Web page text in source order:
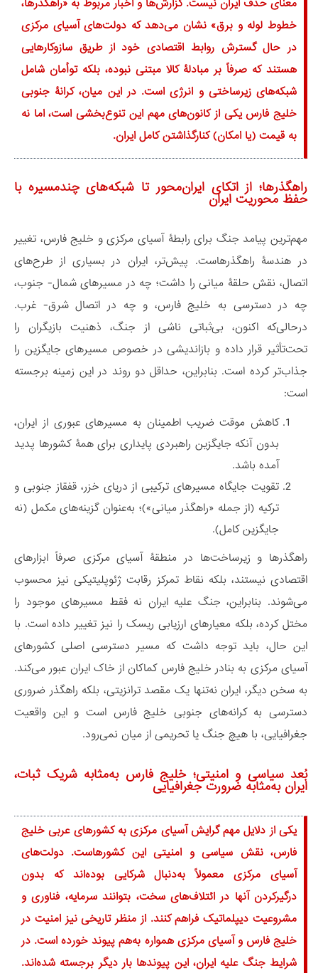
خطوط لوله و برق» نشان می‌دهد که دولت‌های آسیای مرکزی
در حال گسترش روابط اقتصادی خود از طریق سازوکارهایی
هستند که صرفاً بر مبادلۀ کالا مبتنی نبوده، بلکه توأمان شامل
شبکه‌های زیرساختی و انرژی است. در این میان، کرانۀ جنوبی
خلیج فارس یکی از کانون‌های مهم این تنوع‌بخشی است، اما نه
به قیمت (یا امکان) کنارگذاشتن کامل ایران.
راهگذرها؛ از اتکای ایران‌محور تا شبکه‌های چندمسیره با
حفظ محوریت ایران
مهم‌ترین پیامد جنگ برای رابطۀ آسیای مرکزی و خلیج فارس، تغییر
در هندسۀ راهگذرهاست. پیش‌تر، ایران در بسیاری از طرح‌های
اتصال، نقش حلقۀ میانی را داشت؛ چه در مسیرهای شمال- جنوب،
چه در دسترسی به خلیج فارس، و چه در اتصال شرق- غرب.
درحالی‌که اکنون، بی‌ثباتی ناشی از جنگ، ذهنیت بازیگران را
تحت‌تأثیر قرار داده و بازاندیشی در خصوص مسیرهای جایگزین را
جذاب‌تر کرده است. بنابراین، حداقل دو روند در این زمینه برجسته
است:
کاهش موقت ضریب اطمینان به مسیرهای عبوری از ایران،
بدون آنکه جایگزین راهبردی پایداری برای همۀ کشورها پدید
آمده باشد.
تقویت جایگاه مسیرهای ترکیبی از دریای خزر، قفقاز جنوبی و
ترکیه (از جمله «راهگذر میانی»)؛ به‌عنوان گزینه‌های مکمل (نه
جایگزین کامل).
راهگذرها و زیرساخت‌ها در منطقۀ آسیای مرکزی صرفاً ابزارهای
اقتصادی نیستند، بلکه نقاط تمرکز رقابت ژئوپلیتیکی نیز محسوب
می‌شوند. بنابراین، جنگ علیه ایران نه فقط مسیرهای موجود را
مختل کرده، بلکه معیارهای ارزیابی ریسک را نیز تغییر داده است. با
این حال، باید توجه داشت که مسیر دسترسی اصلی کشورهای
آسیای مرکزی به بنادر خلیج فارس کماکان از خاک ایران عبور می‌کند.
به سخن دیگر، ایران نه‌تنها یک مقصد ترانزیتی، بلکه راهگذر ضروری
دسترسی به کرانه‌های جنوبی خلیج فارس است و این واقعیت
جغرافیایی، با هیچ جنگ یا تحریمی از میان نمی‌رود.
بُعد سیاسی و امنیتی؛ خلیج فارس به‌مثابه شریک ثبات،
ایران به‌مثابه ضرورت جغرافیایی
یکی از دلایل مهم گرایش آسیای مرکزی به کشورهای عربی خلیج
فارس، نقش سیاسی و امنیتی این کشورهاست. دولت‌های
آسیای مرکزی معمولاً به‌دنبال شرکایی بوده‌اند که بدون
درگیرکردن آنها در ائتلاف‌های سخت، بتوانند سرمایه، فناوری و
مشروعیت دیپلماتیک فراهم کنند. از منظر تاریخی نیز امنیت در
خلیج فارس و آسیای مرکزی همواره به‌هم پیوند خورده است. در
شرایط جنگ علیه ایران، این پیوندها بار دیگر برجسته شده‌اند.